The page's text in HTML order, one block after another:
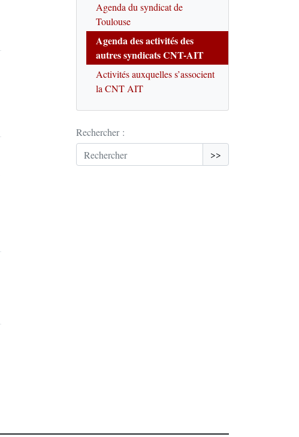
Agenda du syndicat de
Toulouse
Agenda des activités des
autres syndicats CNT-AIT
Activités auxquelles s’associent
la CNT AIT
Rechercher :
>>